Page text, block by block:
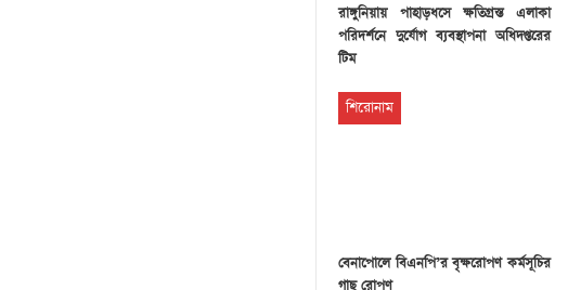
রাঙ্গুনিয়ায় পাহাড়ধসে ক্ষতিগ্রস্ত এলাকা
পরিদর্শনে দুর্যোগ ব্যবস্থাপনা অধিদপ্তরের
টিম
শিরোনাম
বেনাপোলে বিএনপি’র বৃক্ষরোপণ কর্মসূচির
গাছ রোপণ